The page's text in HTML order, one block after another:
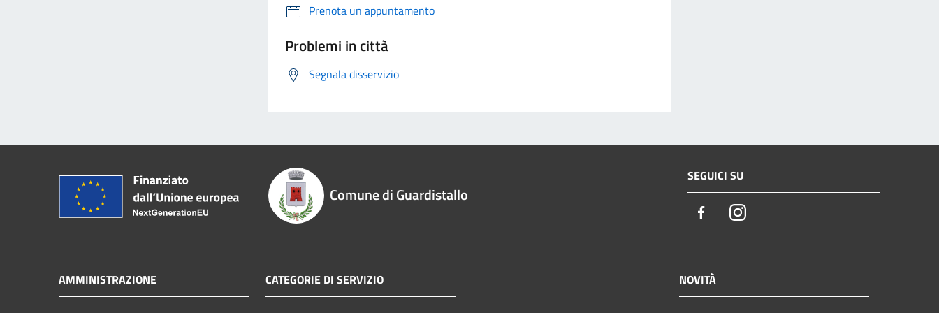
Prenota un appuntamento
Problemi in città
Segnala disservizio
Comune di Guardistallo
SEGUICI SU
FacebookInstagram
AMMINISTRAZIONE CATEGORIE DI SERVIZIO NOVITÀ